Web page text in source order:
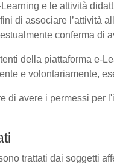
e le attività
di associare l’attività
conferma di
della piattaforma e-
e volontariamente,
di avere i permessi per
trattati dai soggetti